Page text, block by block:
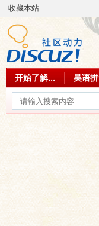
收藏本站
开始了解... 吴语